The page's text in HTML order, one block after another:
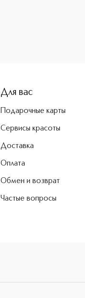
Для вас
Подарочные карты
Сервисы красоты
Доставка
Оплата
Обмен и возврат
Частые вопросы